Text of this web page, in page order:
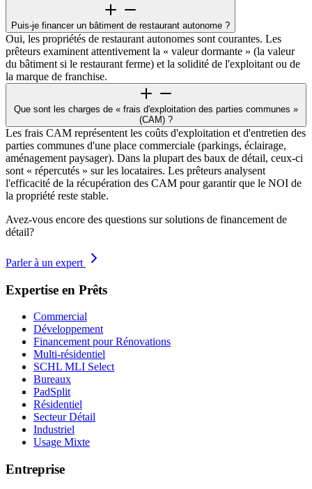
Puis-je financer un bâtiment de restaurant autonome ?
Oui, les propriétés de restaurant autonomes sont courantes. Les
prêteurs examinent attentivement la « valeur dormante » (la valeur
du bâtiment si le restaurant ferme) et la solidité de l'exploitant ou de
la marque de franchise.
Que sont les charges de « frais d'exploitation des parties communes »
(CAM) ?
Les frais CAM représentent les coûts d'exploitation et d'entretien des
parties communes d'une place commerciale (parkings, éclairage,
aménagement paysager). Dans la plupart des baux de détail, ceux-ci
sont « répercutés » sur les locataires. Les prêteurs analysent
l'efficacité de la récupération des CAM pour garantir que le NOI de
la propriété reste stable.
Avez-vous encore des questions sur solutions de financement de
détail?
Parler à un expert
Expertise en Prêts
Commercial
Développement
Financement pour Rénovations
Multi-résidentiel
SCHL MLI Select
Bureaux
PadSplit
Résidentiel
Secteur Détail
Industriel
Usage Mixte
Entreprise